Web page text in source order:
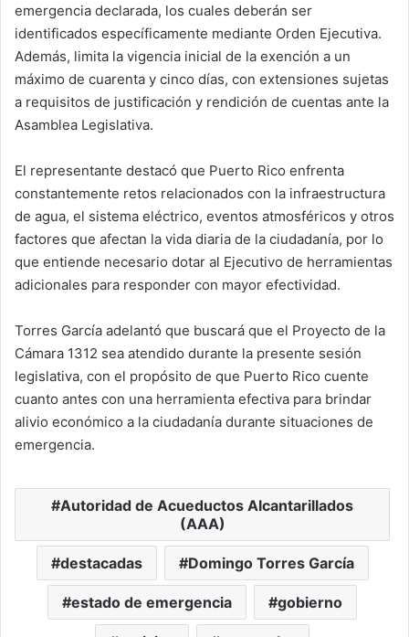
emergencia declarada, los cuales deberán ser
identificados específicamente mediante Orden Ejecutiva.
Además, limita la vigencia inicial de la exención a un
máximo de cuarenta y cinco días, con extensiones sujetas
a requisitos de justificación y rendición de cuentas ante la
Asamblea Legislativa.
El representante destacó que Puerto Rico enfrenta
constantemente retos relacionados con la infraestructura
de agua, el sistema eléctrico, eventos atmosféricos y otros
factores que afectan la vida diaria de la ciudadanía, por lo
que entiende necesario dotar al Ejecutivo de herramientas
adicionales para responder con mayor efectividad.
Torres García adelantó que buscará que el Proyecto de la
Cámara 1312 sea atendido durante la presente sesión
legislativa, con el propósito de que Puerto Rico cuente
cuanto antes con una herramienta efectiva para brindar
alivio económico a la ciudadanía durante situaciones de
emergencia.
Autoridad de Acueductos Alcantarillados
(AAA)
destacadas Domingo Torres García
estado de emergencia gobierno